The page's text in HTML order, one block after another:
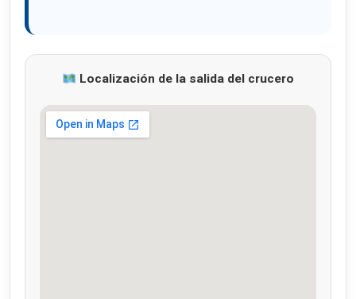
Localización de la salida del crucero